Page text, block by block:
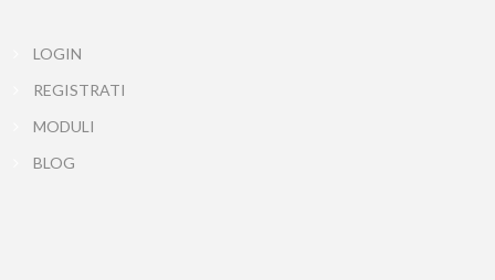
LOGIN
REGISTRATI
MODULI
BLOG